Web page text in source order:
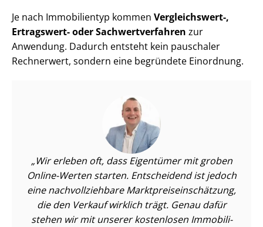
Je nach Immobilientyp kommen Vergleichswert-,
Ertragswert- oder Sach­wert­ver­fah­ren zur
Anwendung. Dadurch entsteht kein pauschaler
Rechnerwert, sondern eine begründete Einordnung.
Wir erleben oft, dass Eigentümer mit groben
Online-Werten starten. Entscheidend ist jedoch
eine nach­voll­zieh­ba­re Markt­preis­ein­schät­zung,
die den Verkauf wirklich trägt. Genau dafür
stehen wir mit unserer kostenlosen Im­mo­bi­li­